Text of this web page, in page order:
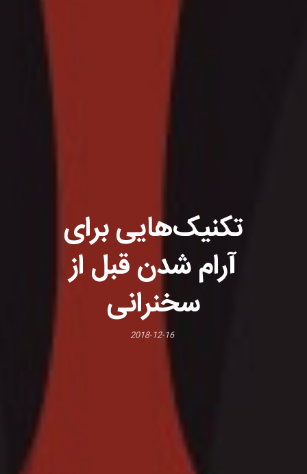
تکنیک‌هایی برای
آرام شدن قبل از
سخنرانی
2018-12-16